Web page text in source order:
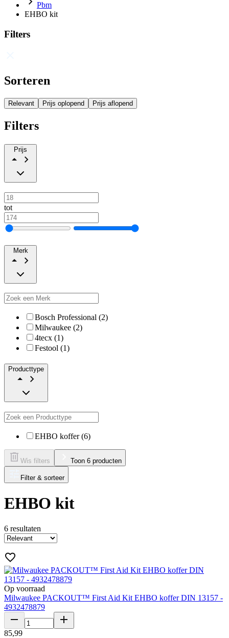
Pbm
EHBO kit
Filters
Sorteren
Relevant Prijs oplopend Prijs aflopend
Filters
Prijs
tot
Merk
Bosch Professional (2)
Milwaukee (2)
4tecx (1)
Festool (1)
Producttype
EHBO koffer (6)
Wis filters Toon 6 producten
Filter & sorteer
EHBO kit
6 resultaten
Op voorraad
Milwaukee PACKOUT™ First Aid Kit EHBO koffer DIN 13157 -
4932478879
85,99